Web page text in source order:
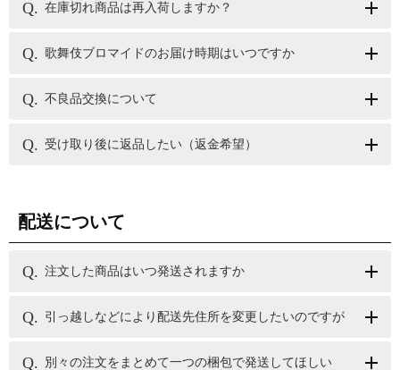
在庫切れ商品は再入荷しますか？
歌舞伎ブロマイドのお届け時期はいつですか
不良品交換について
受け取り後に返品したい（返金希望）
配送について
注文した商品はいつ発送されますか
引っ越しなどにより配送先住所を変更したいのですが
別々の注文をまとめて一つの梱包で発送してほしい